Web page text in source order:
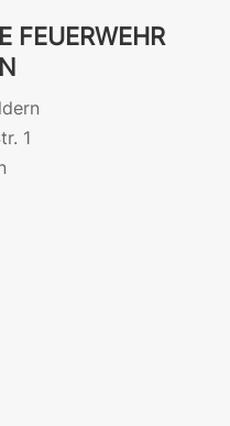
FEUERWEHR
1